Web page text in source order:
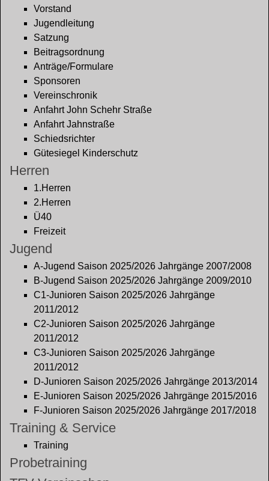
Vorstand
Jugendleitung
Satzung
Beitragsordnung
Anträge/Formulare
Sponsoren
Vereinschronik
Anfahrt John Schehr Straße
Anfahrt Jahnstraße
Schiedsrichter
Gütesiegel Kinderschutz
Herren
1.Herren
2.Herren
Ü40
Freizeit
Jugend
A-Jugend Saison 2025/2026 Jahrgänge 2007/2008
B-Jugend Saison 2025/2026 Jahrgänge 2009/2010
C1-Junioren Saison 2025/2026 Jahrgänge
2011/2012
C2-Junioren Saison 2025/2026 Jahrgänge
2011/2012
C3-Junioren Saison 2025/2026 Jahrgänge
2011/2012
D-Junioren Saison 2025/2026 Jahrgänge 2013/2014
E-Junioren Saison 2025/2026 Jahrgänge 2015/2016
F-Junioren Saison 2025/2026 Jahrgänge 2017/2018
Training & Service
Training
Probetraining